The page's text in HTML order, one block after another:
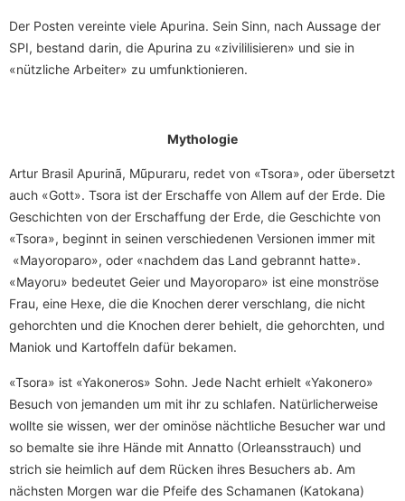
Der Posten vereinte viele Apurina. Sein Sinn, nach Aussage der
SPI, bestand darin, die Apurina zu «zivililisieren» und sie in
«nützliche Arbeiter» zu umfunktionieren.
Mythologie
Artur Brasil Apurinã, Mũpuraru, redet von «Tsora», oder übersetzt
auch «Gott». Tsora ist der Erschaffe von Allem auf der Erde. Die
Geschichten von der Erschaffung der Erde, die Geschichte von
«Tsora», beginnt in seinen verschiedenen Versionen immer mit
«Mayoroparo», oder «nachdem das Land gebrannt hatte».
«Mayoru» bedeutet Geier und Mayoroparo» ist eine monströse
Frau, eine Hexe, die die Knochen derer verschlang, die nicht
gehorchten und die Knochen derer behielt, die gehorchten, und
Maniok und Kartoffeln dafür bekamen.
«Tsora» ist «Yakoneros» Sohn. Jede Nacht erhielt «Yakonero»
Besuch von jemanden um mit ihr zu schlafen. Natürlicherweise
wollte sie wissen, wer der ominöse nächtliche Besucher war und
so bemalte sie ihre Hände mit Annatto (Orleansstrauch) und
strich sie heimlich auf dem Rücken ihres Besuchers ab. Am
nächsten Morgen war die Pfeife des Schamanen (Katokana)